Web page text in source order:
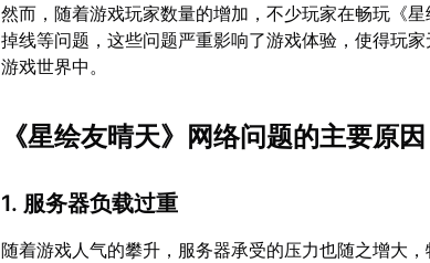
然而，随着游戏玩家数量的增加，不少玩家在畅玩《
掉线等问题，这些问题严重影响了游戏体验，使得玩
游戏世界中。
《星绘友晴天》网络问题的主要原因
1. 服务器负载过重
随着游戏人气的攀升，服务器承受的压力也随之增大